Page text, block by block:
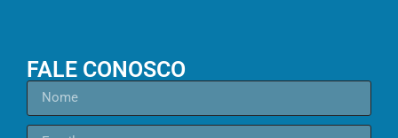
FALE CONOSCO